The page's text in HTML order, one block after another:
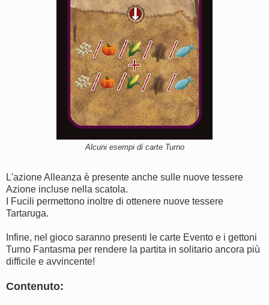
Alcuni esempi di carte Turno
L'azione Alleanza è presente anche sulle nuove tessere
Azione incluse nella scatola.
I Fucili permettono inoltre di ottenere nuove tessere
Tartaruga.
Infine, nel gioco saranno presenti le carte Evento e i gettoni
Turno Fantasma per rendere la partita in solitario ancora più
difficile e avvincente!
Contenuto: